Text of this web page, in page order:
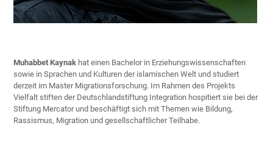
Muhabbet Kaynak hat einen Bachelor in Erziehungswissenschaften
sowie in Sprachen und Kulturen der islamischen Welt und studiert
derzeit im Master Migrationsforschung. Im Rahmen des Projekts
Vielfalt stiften der Deutschlandstiftung Integration hospitiert sie bei der
Stiftung Mercator und beschäftigt sich mit Themen wie Bildung,
Rassismus, Migration und gesellschaftlicher Teilhabe.